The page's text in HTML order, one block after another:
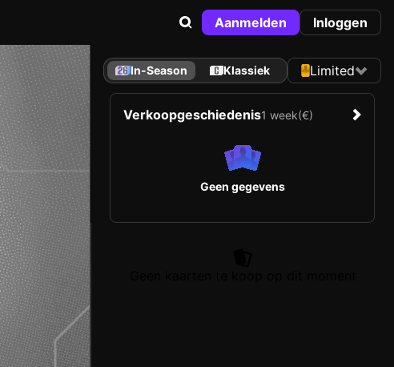
Aanmelden Inloggen
In-Season Klassiek Limited
Verkoopgeschiedenis1 week(€)
Geen gegevens